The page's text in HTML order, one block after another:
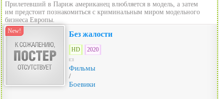
Прилетевший в Париж американец влюбляется в модель, а затем
им предстоит познакомиться с криминальным миром модельного
бизнеса Европы.
New! Без жалости
HD 2020
Фильмы
/
Боевики